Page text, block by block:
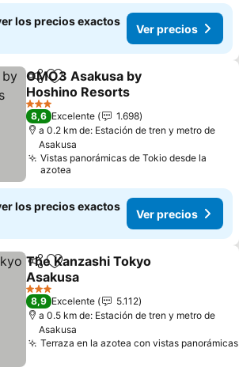
los precios exactos
Ver precios
CompartirAgregar a favoritos
OMO3 Asakusa by
Hoshino Resorts
3 Estrellas
8,6 Excelente
1.698
a 0.2 km de: Estación de tren y metro de
Asakusa
Vistas panorámicas de Tokio desde la
azotea
los precios exactos
Ver precios
Compartir
Agregar a favoritos
The Kanzashi Tokyo
Asakusa
3 Estrellas
8,9 Excelente
5.112
a 0.5 km de: Estación de tren y metro de
Asakusa
Terraza en la azotea con vistas panorámicas